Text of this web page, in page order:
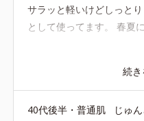
サラッと軽いけどしっと
として使ってます。 春夏
続
40代後半・普通肌 じゅ